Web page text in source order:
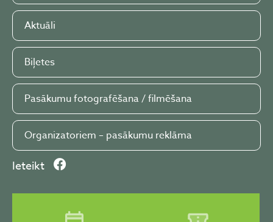
Aktuāli
Biļetes
Pasākumu fotografēšana / filmēšana
Organizatoriem – pasākumu reklāma
Ieteikt